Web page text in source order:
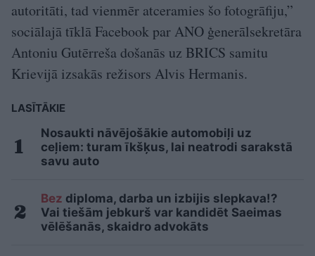
autoritāti, tad vienmēr atceramies šo fotogrāfiju,”
sociālajā tīklā Facebook par ANO ģenerālsekretāra
Antoniu Gutērreša došanās uz BRICS samitu
Krievijā izsakās režisors Alvis Hermanis.
LASĪTĀKIE
Nosaukti nāvējošākie automobiļi uz
ceļiem: turam īkšķus, lai neatrodi sarakstā
savu auto
Bez diploma, darba un izbijis slepkava!?
Vai tiešām jebkurš var kandidēt Saeimas
vēlēšanās, skaidro advokāts